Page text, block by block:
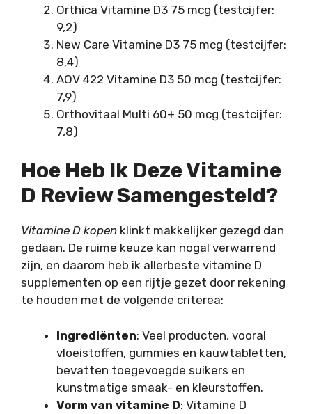
Orthica Vitamine D3 75 mcg (testcijfer:
9,2)
New Care Vitamine D3 75 mcg (testcijfer:
8,4)
AOV 422 Vitamine D3 50 mcg (testcijfer:
7,9)
Orthovitaal Multi 60+ 50 mcg (testcijfer:
7,8)
Hoe Heb Ik Deze Vitamine
D Review Samengesteld?
Vitamine D kopen klinkt makkelijker gezegd dan
gedaan. De ruime keuze kan nogal verwarrend
zijn, en daarom heb ik allerbeste vitamine D
supplementen op een rijtje gezet door rekening
te houden met de volgende criterea:
Ingrediënten: Veel producten, vooral
vloeistoffen, gummies en kauwtabletten,
bevatten toegevoegde suikers en
kunstmatige smaak- en kleurstoffen.
Vorm van vitamine D: Vitamine D